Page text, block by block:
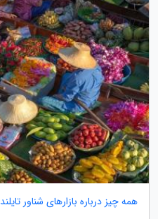
همه چیز درباره بازارهای شناور تایلند